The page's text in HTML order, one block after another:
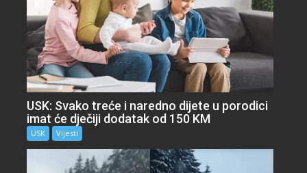
USK: Svako treće i naredno dijete u porodici
imat će dječiji dodatak od 150 KM
USK Vijesti